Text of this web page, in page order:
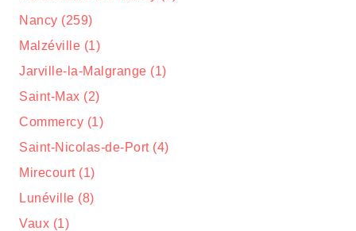
Nancy (259)
Malzéville (1)
Jarville-la-Malgrange (1)
Saint-Max (2)
Commercy (1)
Saint-Nicolas-de-Port (4)
Mirecourt (1)
Lunéville (8)
Vaux (1)